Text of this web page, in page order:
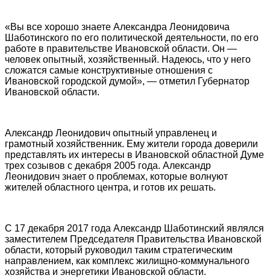
«Вы все хорошо знаете Александра Леонидовича
Шаботинского по его политической деятельности, по его
работе в правительстве Ивановской области. Он —
человек опытный, хозяйственный. Надеюсь, что у него
сложатся самые конструктивные отношения с
Ивановской городской думой», — отметил Губернатор
Ивановской области.
Александр Леонидович опытный управленец и
грамотный хозяйственник. Ему жители города доверили
представлять их интересы в Ивановской областной Думе
трех созывов с декабря 2005 года. Александр
Леонидович знает о проблемах, которые волнуют
жителей областного центра, и готов их решать.
С 17 декабря 2017 года Александр Шаботинский являлся
заместителем Председателя Правительства Ивановской
области, который руководил таким стратегическим
направлением, как комплекс жилищно-коммунального
хозяйства и энергетики Ивановской области.